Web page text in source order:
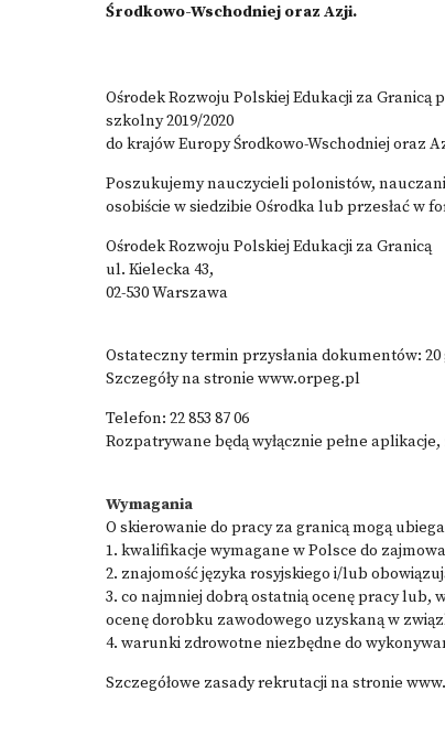
Środkowo-Wschodniej oraz Azji.
Ośrodek Rozwoju Polskiej Edukacji za
szkolny 2019/2020
do krajów Europy Środkowo-Wschodniej oraz
Poszukujemy nauczycieli polonistów,
osobiście w siedzibie Ośrodka lub przesłać w
Ośrodek Rozwoju Polskiej Edukacji za Granicą
ul. Kielecka 43,
02-530 Warszawa
Ostateczny termin przysłania dokumentów: 20
Szczegóły na stronie www.orpeg.pl
Telefon: 22 853 87 06
Rozpatrywane będą wyłącznie pełne
Wymagania
O skierowanie do pracy za granicą mogą
1. kwalifikacje wymagane w Polsce do
2. znajomość języka rosyjskiego i/lub
3. co najmniej dobrą ostatnią ocenę pracy lub,
ocenę dorobku zawodowego uzyskaną w
4. warunki zdrowotne niezbędne do
Szczegółowe zasady rekrutacji na stronie